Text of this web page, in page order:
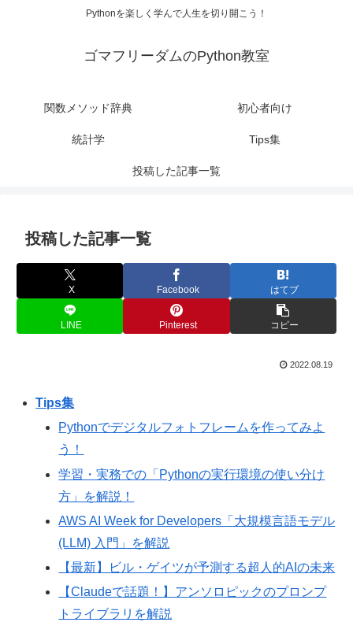
Pythonを楽しく学んで人生を切り開こう！
ゴマフリーダムのPython教室
関数メソッド辞典 初心者向け
統計学 Tips集
投稿した記事一覧
投稿した記事一覧
X Facebook はてブ
LINE Pinterest コピー
2022.08.19
Tips集
Pythonでデジタルフォトフレームを作ってみよ
う！
学習・実務での「Pythonの実行環境の使い分け
方」を解説！
AWS AI Week for Developers「大規模言語モデル
(LLM) 入門」を解説
【最新】ビル・ゲイツが予測する超人的AIの未来
【Claudeで話題！】アンソロピックのプロンプ
トライブラリを解説